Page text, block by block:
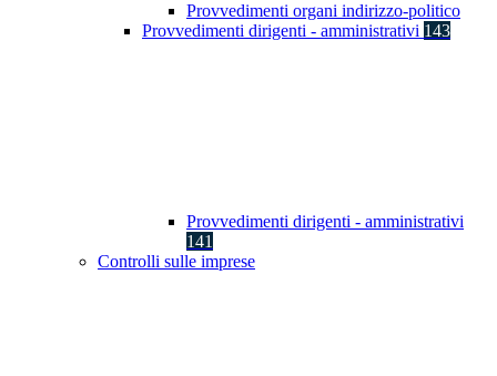
Provvedimenti organi indirizzo-politico
Provvedimenti dirigenti - amministrativi 143
Provvedimenti dirigenti - amministrativi
141
Controlli sulle imprese